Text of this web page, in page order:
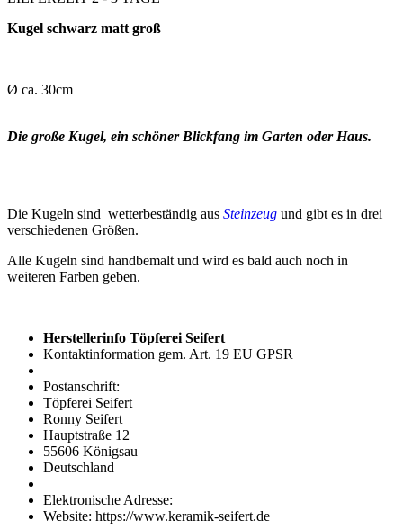
Kugel schwarz matt groß
Ø ca. 30cm
Die große Kugel, ein schöner Blickfang im Garten oder Haus.
Die Kugeln sind wetterbeständig aus Steinzeug und gibt es in drei
verschiedenen Größen.
Alle Kugeln sind handbemalt und wird es bald auch noch in
weiteren Farben geben.
Herstellerinfo Töpferei Seifert
Kontaktinformation gem. Art. 19 EU GPSR
Postanschrift:
Töpferei Seifert
Ronny Seifert
Hauptstraße 12
55606 Königsau
Deutschland
Elektronische Adresse:
Website: https://www.keramik-seifert.de